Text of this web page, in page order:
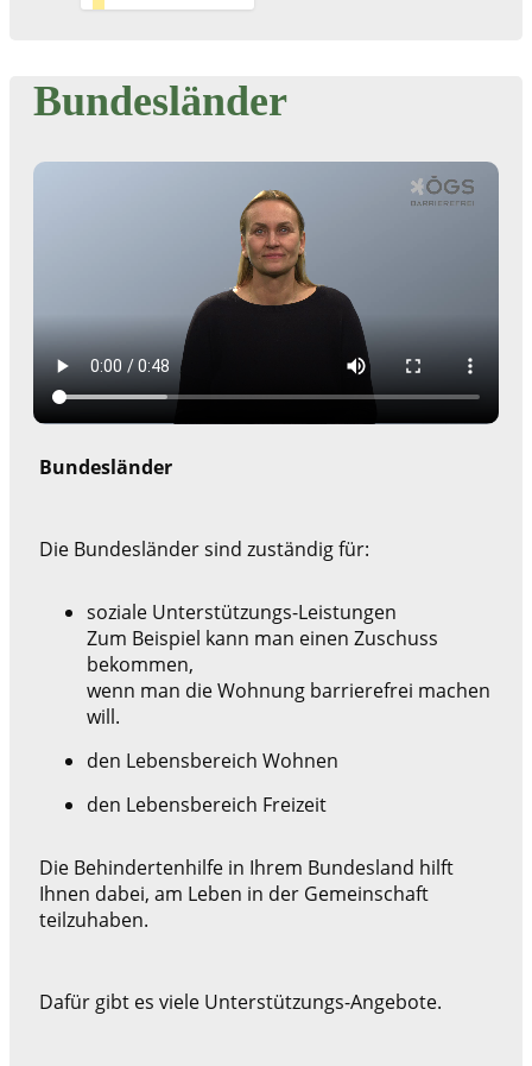
Bundesländer
Bundesländer
Die Bundesländer sind zuständig für:
soziale Unterstützungs-Leistungen
Zum Beispiel kann man einen Zuschuss
bekommen,
wenn man die Wohnung barrierefrei machen
will.
den Lebensbereich Wohnen
den Lebensbereich Freizeit
Die Behindertenhilfe in Ihrem Bundesland hilft
Ihnen dabei, am Leben in der Gemeinschaft
teilzuhaben.
Dafür gibt es viele Unterstützungs-Angebote.